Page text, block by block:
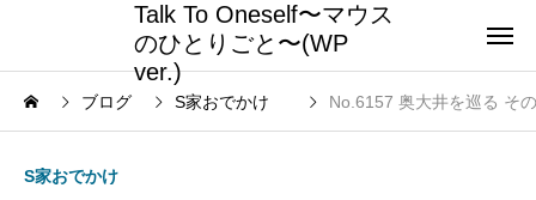
Talk To Oneself〜マウス
のひとりごと〜(WP
ver.)
ブログ S家おでかけ No.6157 奥大井を巡る そ
S家おでかけ